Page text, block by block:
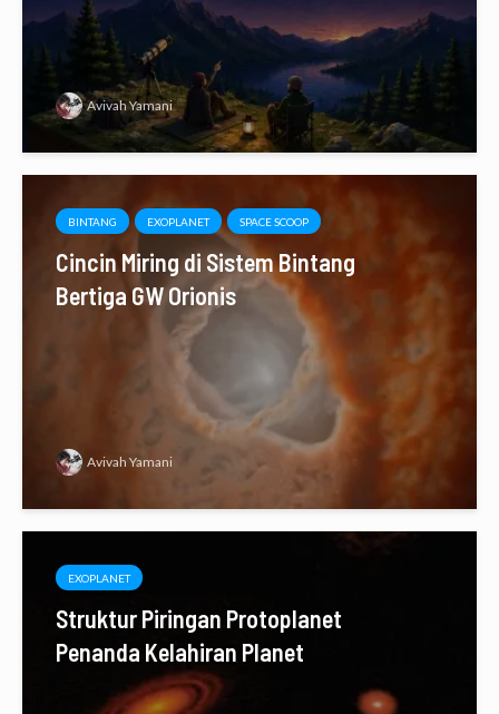
Avivah Yamani
BINTANG EXOPLANET SPACE SCOOP
Cincin Miring di Sistem Bintang
Bertiga GW Orionis
Avivah Yamani
EXOPLANET
Struktur Piringan Protoplanet
Penanda Kelahiran Planet